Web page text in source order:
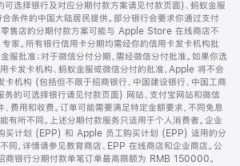
可选择银行及对应分期付款方案请见付款页面)、蚂蚁金服
条件的中国大陆居民提供。部分银行会要求你通过支付
售店的分期付款方案可能与 Apple Store 在线商店不
家。所有银行信用卡分期均需经你的信用卡发卡机构批
服批准；对于微信分付分期，需经微信分付批准。如果你选
卡发卡机构、蚂蚁金服或微信分付的批准，Apple 将不会
卡机构 (包括但不限于招商银行、中国建设银行、中国工商
务的可选择银行请见付款页面) 网站、支付宝网站和微信
费用和收费。订单可能需要满足特定金额要求，不同免息
有所不同。上述分期付款服务只适用于个人消费者。企业
买计划 (EPP) 和 Apple 员工购买计划 (EPP) 适用的分
同，详情请参见教育商店、EPP 在线商店和企业商店。公
商银行分期付款单笔订单最高限额为 RMB 150000。